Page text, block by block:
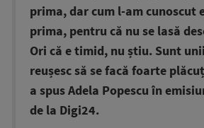
prima, dar cum l-am cunoscut
prima, pentru că nu se lasă
Ori că e timid, nu știu. Sunt
reușesc să se facă foarte
a spus Adela Popescu în
de la Digi24.